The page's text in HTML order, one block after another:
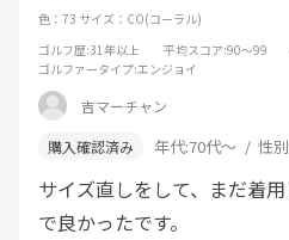
色：73 サイズ：CO(コーラル)
ゴルフ歴:31年以上 平均スコア:90～99
ゴルファータイプ:エンジョイ
吉マーチャン
年代:70代～ 性
サイズ直しをして、まだ着
で良かったです。